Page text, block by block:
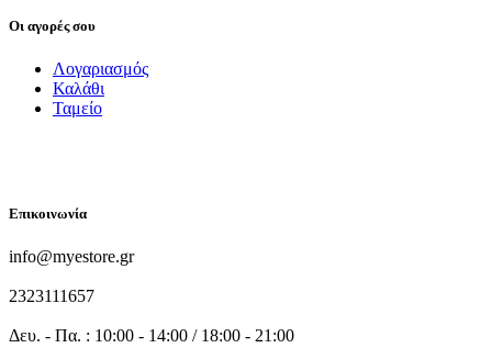
Οι αγορές σου
Λογαριασμός
Καλάθι
Ταμείο
Επικοινωνία
info@myestore.gr
2323111657
Δευ. - Πα. : 10:00 - 14:00 / 18:00 - 21:00